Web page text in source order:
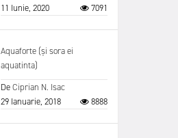
11 Iunie, 2020
7091
Aquaforte (și sora ei
aquatinta)
DeCiprian N. Isac
29 Ianuarie, 2018
8888